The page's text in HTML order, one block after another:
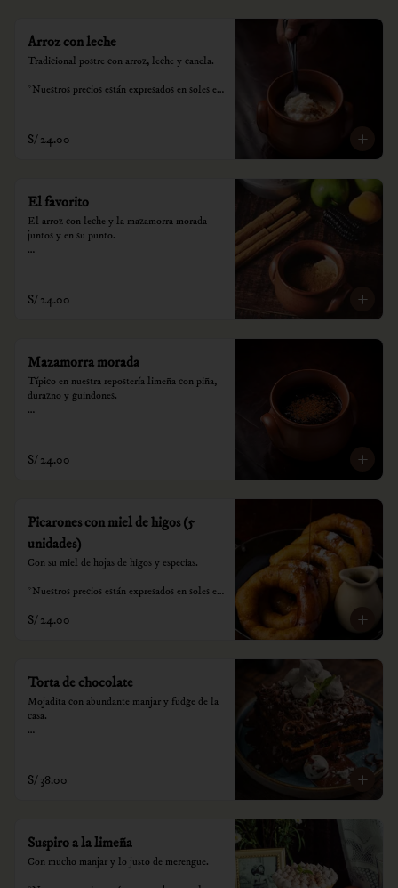
Arroz con leche
Tradicional postre con arroz, leche y canela.
*Nuestros precios están expresados en soles e
S/ 24.00
El favorito
El arroz con leche y la mazamorra morada
juntos y en su punto.
consumo.
S/ 24.00
Mazamorra morada
Típico en nuestra repostería limeña con piña,
durazno y guindones.
consumo.
S/ 24.00
Picarones con miel de higos (5
unidades)
Con su miel de hojas de higos y especias.
*Nuestros precios están expresados en soles e
consumo.
S/ 24.00
Torta de chocolate
Mojadita con abundante manjar y fudge de la
casa.
consumo.
S/ 38.00
Suspiro a la limeña
Con mucho manjar y lo justo de merengue.